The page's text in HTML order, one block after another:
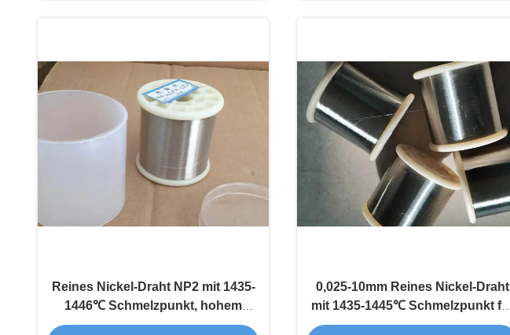
Reines Nickel-Draht NP2 mit 1435-
1446℃ Schmelzpunkt, hohem
Widerstand und geringer
0,025-10mm Reines Nickel-Draht
mit 1435-1445℃ Schmelzpunkt für
industrielle Zwecke